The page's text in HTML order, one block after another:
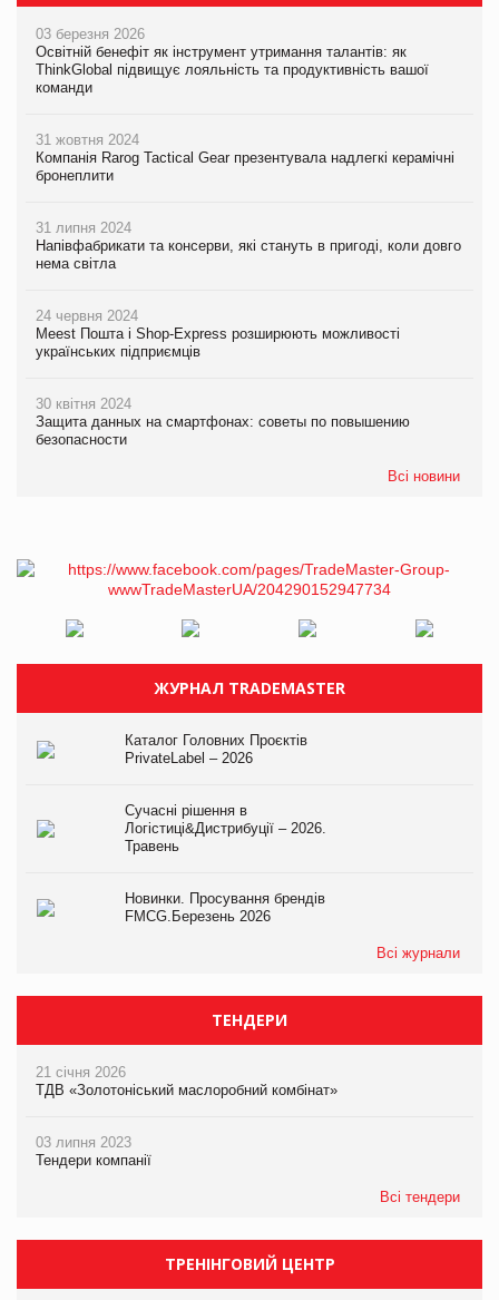
03 березня 2026
Освітній бенефіт як інструмент утримання талантів: як
ThinkGlobal підвищує лояльність та продуктивність вашої
команди
31 жовтня 2024
Компанія Rarog Tactical Gear презентувала надлегкі керамічні
бронеплити
31 липня 2024
Напівфабрикати та консерви, які стануть в пригоді, коли довго
нема світла
24 червня 2024
Meest Пошта і Shop-Express розширюють можливості
українських підприємців
30 квітня 2024
Защита данных на смартфонах: советы по повышению
безопасности
Всі новини
ЖУРНАЛ TRADEMASTER
Каталог Головних Проєктів
PrivateLabel – 2026
Сучасні рішення в
Логістиці&Дистрибуції – 2026.
Травень
Новинки. Просування брендів
FMCG.Березень 2026
Всі журнали
ТЕНДЕРИ
21 січня 2026
ТДВ «Золотоніський маслоробний комбінат»
03 липня 2023
Тендери компанії
Всі тендери
ТРЕНІНГОВИЙ ЦЕНТР